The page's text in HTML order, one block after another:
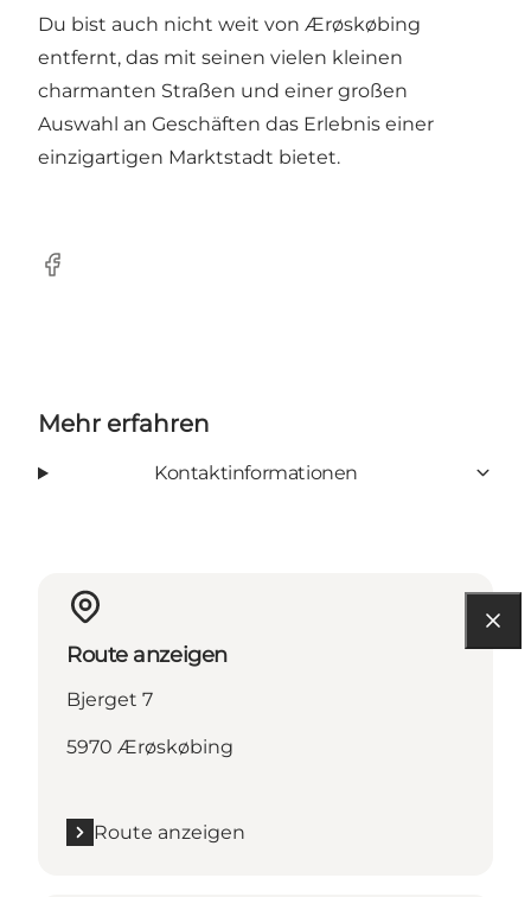
Du bist auch nicht weit von Ærøskøbing
entfernt, das mit seinen vielen kleinen
charmanten Straßen und einer großen
Auswahl an Geschäften das Erlebnis einer
einzigartigen Marktstadt bietet.
Facebook
Mehr erfahren
Kontaktinformationen
Route anzeigen
Bjerget 7
5970 Ærøskøbing
Route anzeigen